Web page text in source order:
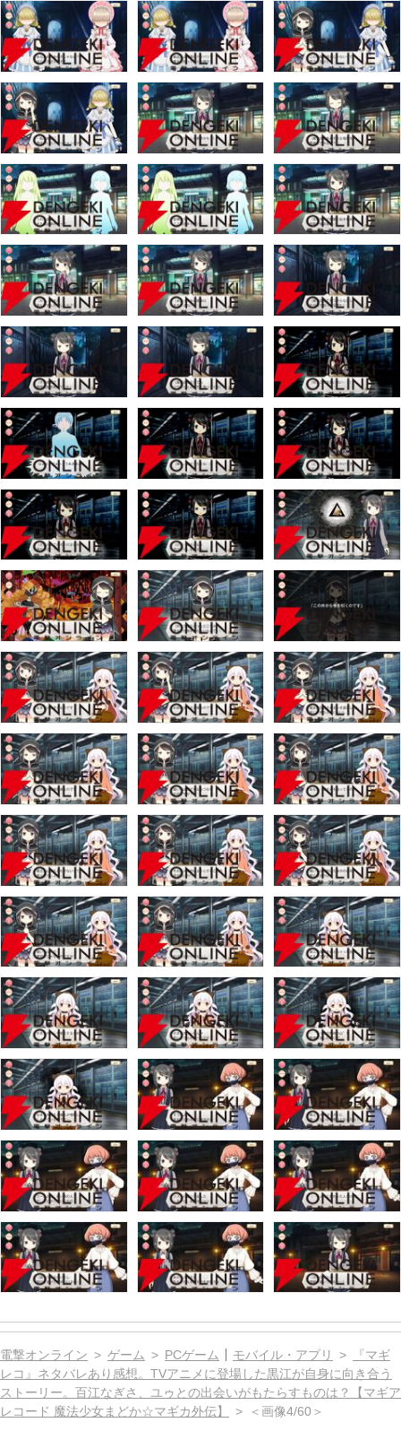
電撃オンライン ゲーム PCゲーム モバイル・アプリ
『マギ
レコ』ネタバレあり感想。TVアニメに登場した黒江が自身に向き合う
ストーリー。百江なぎさ、ユゥとの出会いがもたらすものは？【マギア
レコード 魔法少女まどか☆マギカ外伝】
＜画像4/60＞